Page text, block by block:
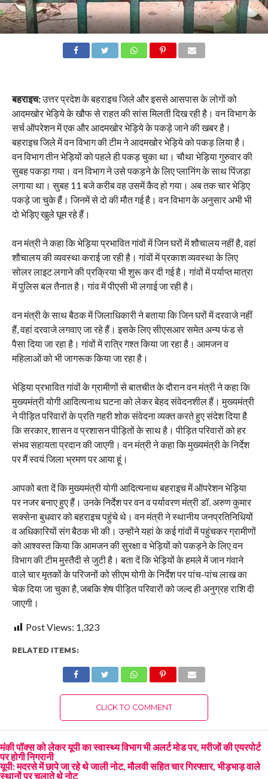
बहराइच:उत्तर प्रदेश के बहराइच जिले और इससे आसपास के लोगों को
आदमखोर भेड़िये के खौफ से राहत की सांस मिलती दिख रही है। वन विभाग के
सर्च ऑपरेशन में एक और आदमखोर भेड़िये के पकड़े जाने की खबर है।
बहराइच जिले में वन विभाग की टीम ने आदमखोर भेड़िये को पकड़ लिया है।
वन विभाग तीन भेड़ियों को पहले ही पकड़ चुका था। चौथा भेड़िया गुरुवार की
सुबह पकड़ा गया। वन विभाग ने उसे पकड़ने के लिए प्लानिंग के साथ पिंजड़ा
लगाया था। सुबह 11 बजे करीब वह उसमें कैद हो गया। अब तक चार भेड़िए
पकड़े जा चुके हैं। जिनमें से दो की मौत गई है। वन विभाग के अनुसार अभी भी
दो भेड़िए खुले घूम रहे हैं।
वन मंत्री ने कहा कि भेड़िया प्रभावित गांवों में जिन घरों में शौचालय नहीं है, वहां
शौचालय की व्यवस्था कराई जा रही है। गांवों में प्रकाश व्यवस्था के लिए
सोलर लाइट लगाने की प्रक्रिया भी शुरू कर दी गई है। गांवों में पर्याप्त मात्रा
में पुलिस बल तैनात है। गांव में पीएसी भी लगाई जा रही है।
वन मंत्री के साथ बैठक में जिलाधिकारी ने बताया कि जिन घरों में दरवाजे नहीं
हैं, वहां दरवाजे लगवाए जा रहे हैं। इसके लिए सीएसआर समेत अन्य फंड से
पैसा दिया जा रहा है। गांवों में रात्रि गश्त किया जा रहा है। आमजन व
महिलाओं को भी जागरूक किया जा रहा है।
भेड़िया प्रभावित गांवों के ग्रामीणों से बातचीत के दौरान वन मंत्री ने कहा कि
मुख्यमंत्री योगी आदित्यनाथ घटना को लेकर बेहद संवेदनशील हैं। मुख्यमंत्री
ने पीड़ित परिवारों के प्रति गहरी शोक संवेदना व्यक्त करते हुए संदेश दिया है
कि सरकार, शासन व प्रशासन पीड़ितों के साथ है। पीड़ित परिवारों को हर
संभव सहायता प्रदान की जाएगी। वन मंत्री ने कहा कि मुख्यमंत्री के निर्देश
पर मैं स्वयं जिला भ्रमण पर आया हूं।
आपको बता दें कि मुख्यमंत्री योगी आदित्यनाथ बहराइच में ऑपरेशन भेड़िया
पर नजर बनाए हुए हैं। उनके निर्देश पर वन व पर्यावरण मंत्री डॉ. अरुण कुमार
सक्सेना बुधवार को बहराइच पहुंचे थे। वन मंत्री ने स्थानीय जनप्रतिनिधियों
व अधिकारियों संग बैठक भी की। उन्होंने यहां के कई गांवों में पहुंचकर ग्रामीणों
को आश्वस्त किया कि आमजन की सुरक्षा व भेड़ियों को पकड़ने के लिए वन
विभाग की टीम मुस्तैदी से जुटी है। बता दें कि भेड़ियों के हमले में जान गंवाने
वाले चार मृतकों के परिजनों को सीएम योगी के निर्देश पर पांच-पांच लाख का
चेक दिया जा चुका है, जबकि शेष पीड़ित परिवारों को जल्द ही अनुग्रह राशि दी
जाएगी।
Post Views: 1,323
RELATED ITEMS:
CLICK TO COMMENT
मंकी पॉक्स को लेकर यूपी का स्वास्थ्य विभाग भी अलर्ट मोड पर, मरीजों की एयरपोर्ट
पर होगी निगरानी
यूपी: मदरसे में छापे जा रहे थे जाली नोट, मौलवी सहित चार गिरफ्तार, भीड़भाड़ वाले
स्थानों पर चलाते थे नोट